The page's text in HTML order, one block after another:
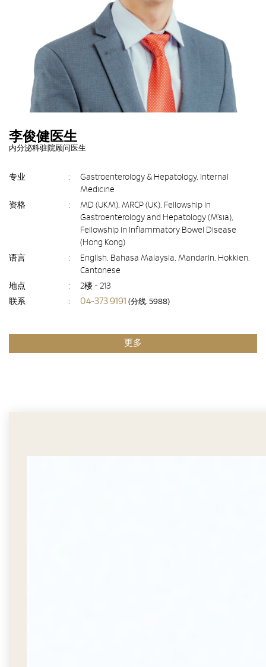
李俊健医生
内分泌科驻院顾问医生
专业 :
Gastroenterology & Hepatology, Internal
Medicine
资格
:
MD (UKM), MRCP (UK), Fellowship in
Gastroenterology and Hepatology (M’sia),
Fellowship in Inflammatory Bowel Disease
(Hong Kong)
语言
:
English, Bahasa Malaysia, Mandarin, Hokkien,
Cantonese
地点
:
2楼 - 213
联系
: 04-373 9191 (分线. 5988)
更多